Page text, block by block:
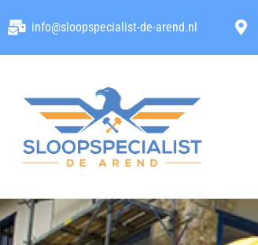
info@sloopspecialist-de-arend.nl